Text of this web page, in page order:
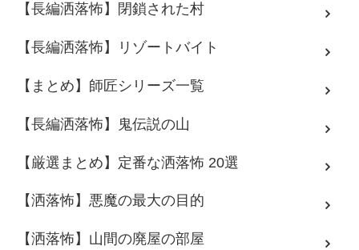
【長編洒落怖】閉鎖された村
【長編洒落怖】リゾートバイト
【まとめ】師匠シリーズ一覧
【長編洒落怖】鬼伝説の山
【厳選まとめ】定番な洒落怖 20選
【洒落怖】悪魔の最大の目的
【洒落怖】山間の廃屋の部屋